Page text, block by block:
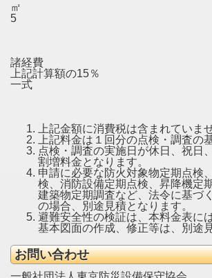
㎡
5
諸経費
上記計算額の15％
一式
上記金額に消費税は含まれていま
上記料金は１回分の点検・調査の
点検・調査の実施日が休日、祝日
割増料金となります。
申請に必要な防火対象物定期点検
検、消防設備定期点検、昇降機定
建築物定期調査など、法令に基づ
の場合、別途見積となります。
避難安全性の検証は、本料金表に
基本図面の作成、修正等は、別途
お問い合わせ